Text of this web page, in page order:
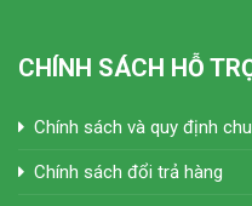
CHÍNH SÁCH HỖ
Chính sách và quy định
Chính sách đổi trả hàng